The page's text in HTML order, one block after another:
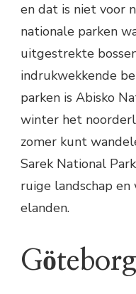
en dat is niet voor
nationale parken
uitgestrekte
indrukwekkende
parken is Abisko
winter het
zomer kunt
Sarek National
ruige landschap
elanden.
Göteborg